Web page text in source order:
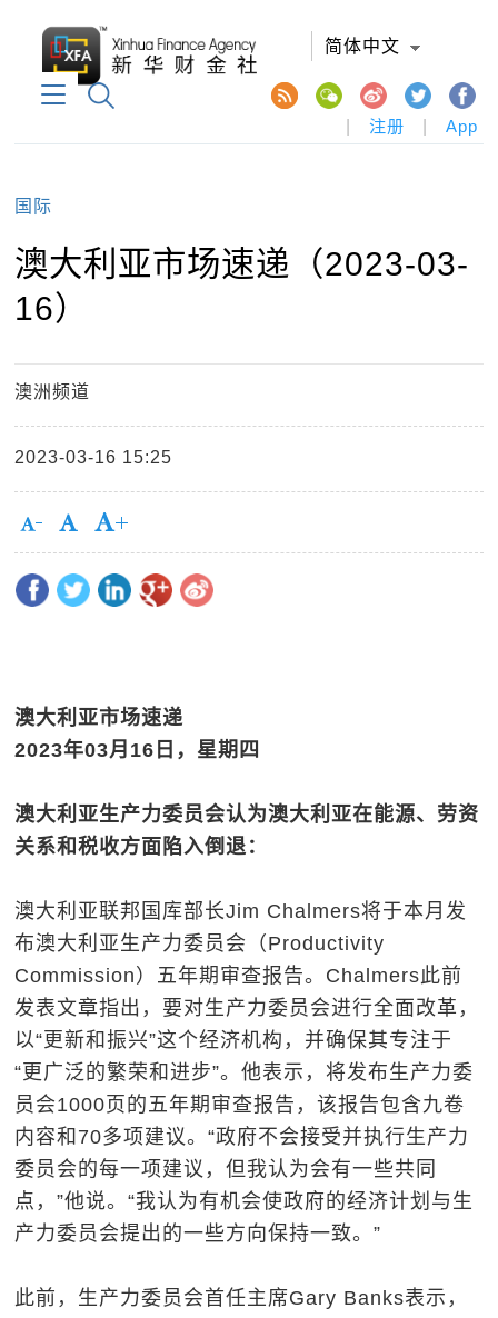
简体中文
注册 App
国际
澳大利亚市场速递（2023-03-
16）
澳洲频道
2023-03-16 15:25
澳大利亚市场速递
2023年03月 16 日，星期四
澳大利亚生产力委员会认为澳大利亚在能源、劳资
关系和税收方面陷入倒退：
澳大利亚联邦国库部长Jim Chalmers将于本月发
布澳大利亚生产力委员会（Productivity
Commission）五年期审查报告。Chalmers此前
发表文章指出，要对生产力委员会进行全面改革，
以“更新和振兴”这个经济机构，并确保其专注于
“更广泛的繁荣和进步”。他表示，将发布生产力委
员会1000页的五年期审查报告，该报告包含九卷
内容和70多项建议。“政府不会接受并执行生产力
委员会的每一项建议，但我认为会有一些共同
点，”他说。“我认为有机会使政府的经济计划与生
产力委员会提出的一些方向保持一致。”
此前，生产力委员会首任主席Gary Banks表示，